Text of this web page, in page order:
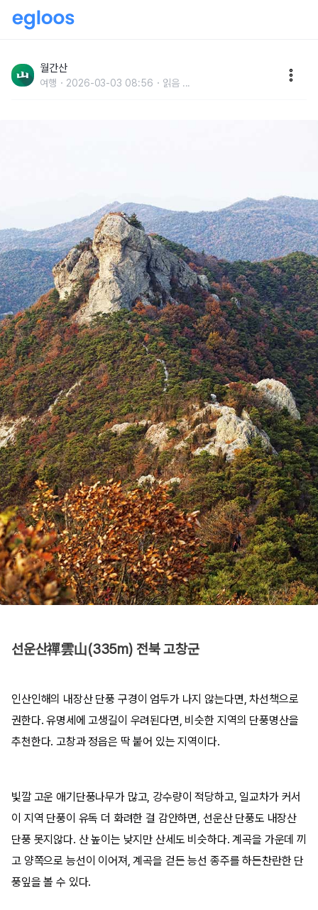
월간산
여행 2026-03-03 08:56 읽음 ...
선운산禪雲山(335m) 전북 고창군
인산인해의 내장산 단풍 구경이 엄두가 나지 않는다면, 차선책으로
권한다. 유명세에 고생길이 우려된다면, 비슷한 지역의 단풍명산을
추천한다. 고창과 정읍은 딱 붙어 있는 지역이다.
빛깔 고운 애기단풍나무가 많고, 강수량이 적당하고, 일교차가 커서
이 지역 단풍이 유독 더 화려한 걸 감안하면, 선운산 단풍도 내장산
단풍 못지않다. 산 높이는 낮지만 산세도 비슷하다. 계곡을 가운데 끼
고 양쪽으로 능선이 이어져, 계곡을 걷든 능선 종주를 하든찬란한 단
풍잎을 볼 수 있다.